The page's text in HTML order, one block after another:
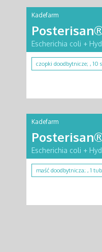
Kadefarm
Escherichia coli +
czopki doodbytnicze; , 10
Kadefarm
Escherichia coli +
maść doodbytnicza; , 1